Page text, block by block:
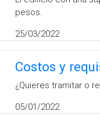
pesos.
25/03/2022
Costos y
¿Quieres tramitar o
05/01/2022